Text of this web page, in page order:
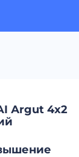
Аrgut 4x2